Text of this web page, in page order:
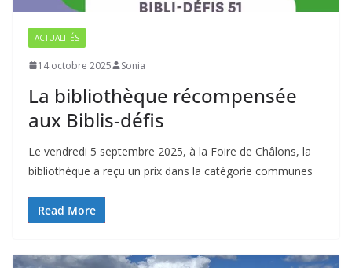
ACTUALITÉS
14 octobre 2025 Sonia
La bibliothèque récompensée
aux Biblis-défis
Le vendredi 5 septembre 2025, à la Foire de Châlons, la
bibliothèque a reçu un prix dans la catégorie communes
Read More